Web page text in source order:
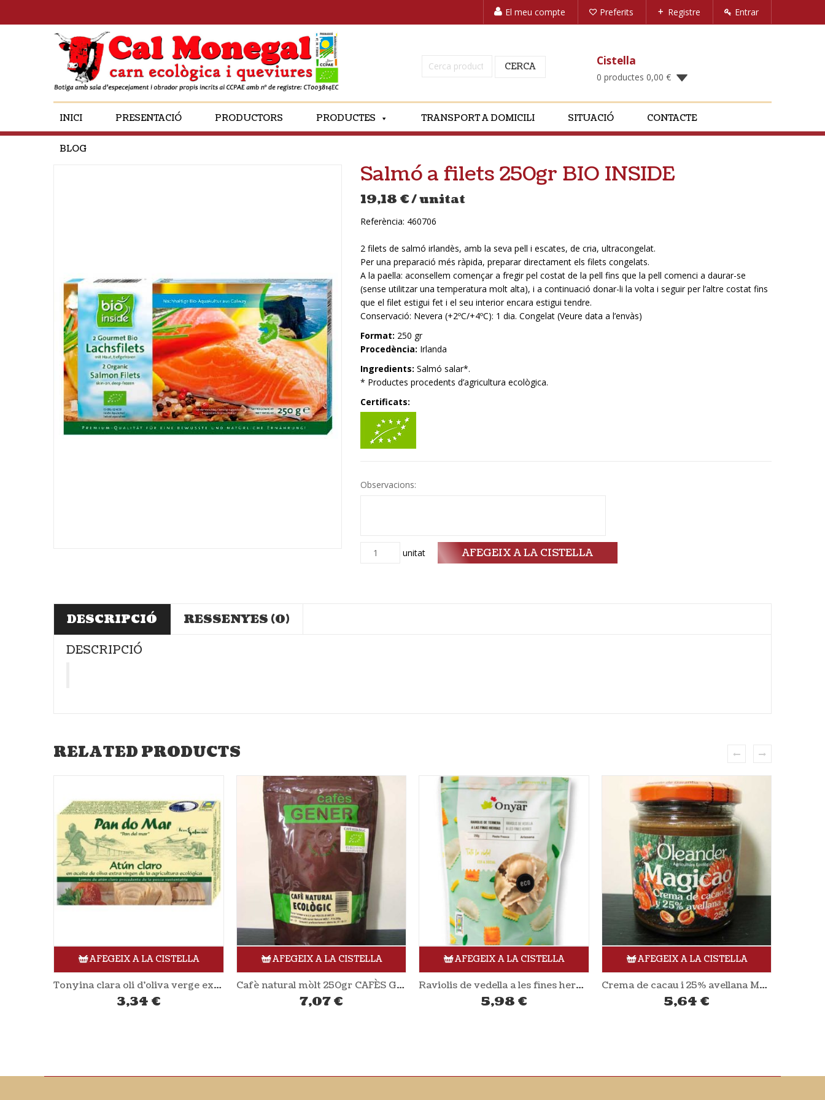
El meu compte Preferits Registre Entrar
Cerca: CERCA Cistella
0 productes 0,00 €
INICI PRESENTACIÓ PRODUCTORS PRODUCTES TRANSPORT A DOMICILI SITUACIÓ CONTACTE
BLOG
Salmó a filets 250gr BIO INSIDE
19,18 €/ unitat
Referència: 460706
2 filets de salmó irlandès, amb la seva pell i escates, de cria, ultracongelat.
Per una preparació més ràpida, preparar directament els filets congelats.
A la paella: aconsellem començar a fregir pel costat de la pell fins que la pell comenci a daurar-se
(sense utilitzar una temperatura molt alta), i a continuació donar-li la volta i seguir per l’altre costat fins
que el filet estigui fet i el seu interior encara estigui tendre.
Conservació: Nevera (+2ºC/+4ºC): 1 dia. Congelat (Veure data a l’envàs)
Format: 250 gr
Procedència: Irlanda
Ingredients: Salmó salar*.
* Productes procedents d’agricultura ecològica.
Certificats:
Observacions:
Quantitat unitat AFEGEIX A LA CISTELLA
DESCRIPCIÓ
RESSENYES (0)
DESCRIPCIÓ
RELATED PRODUCTS
AFEGEIX A LA CISTELLA
Cafè natural mòlt 250gr CAFÈS GENER
7,07 €
AFEGEIX A LA CISTELLA
Raviolis de vedella a les fines herbes (Pasta Fresca) 250gr ONYAR
5,98€
AFEGEIX A LA CISTELLA
Crema de cacau i 25% avellana Magicao 250gr OLEANDER
5,64 €
AFEGEIX A LA CISTELLA
Paté de tonyina amb olives 125 gr PAN DO MAR
2,80 €